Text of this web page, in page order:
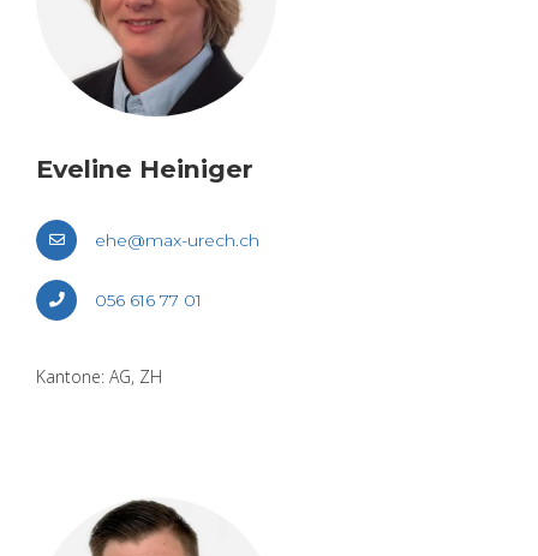
Eve­li­ne Hei­ni­ger
ehe@​max-​urech.​ch
056 616 77 01
Kan­to­ne: AG, ZH